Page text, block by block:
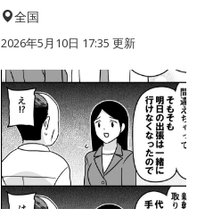
全国
2026年5月10日 17:35 更新